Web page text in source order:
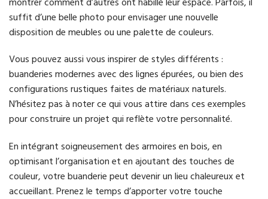
suffit d’une belle photo pour envisager une nouvelle
disposition de meubles ou une palette de couleurs.
Vous pouvez aussi vous inspirer de styles différents :
buanderies modernes avec des lignes épurées, ou bien des
configurations rustiques faites de matériaux naturels.
N’hésitez pas à noter ce qui vous attire dans ces exemples
pour construire un projet qui reflète votre personnalité.
En intégrant soigneusement des armoires en bois, en
optimisant l’organisation et en ajoutant des touches de
couleur, votre buanderie peut devenir un lieu chaleureux et
accueillant. Prenez le temps d’apporter votre touche